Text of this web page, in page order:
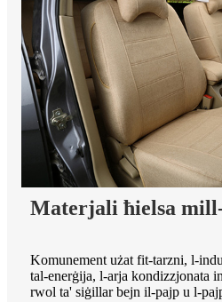
Materjali ħielsa mill-
Komunement użat fit-tarzni, l-
tal-enerġija, l-arja kondizzjonata
rwol ta' siġillar bejn il-pajp u l-